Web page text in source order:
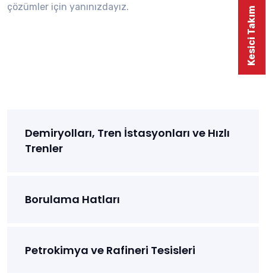
çözümler için yanınızdayız.
Demiryolları, Tren İstasyonları ve Hızlı
Trenler
Borulama Hatları
Petrokimya ve Rafineri Tesisleri
Kesici Takım